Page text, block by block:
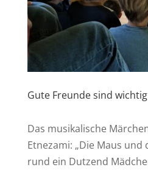
Gute Freunde sind wichtig
Das musikalische
Etnezami: „Die Maus und
rund ein Dutzend